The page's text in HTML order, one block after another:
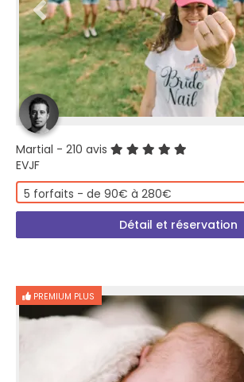
Martial - 210 avis
EVJF
5 forfaits - de 90€ à 280€
Détail et réservation
PREMIUM PLUS